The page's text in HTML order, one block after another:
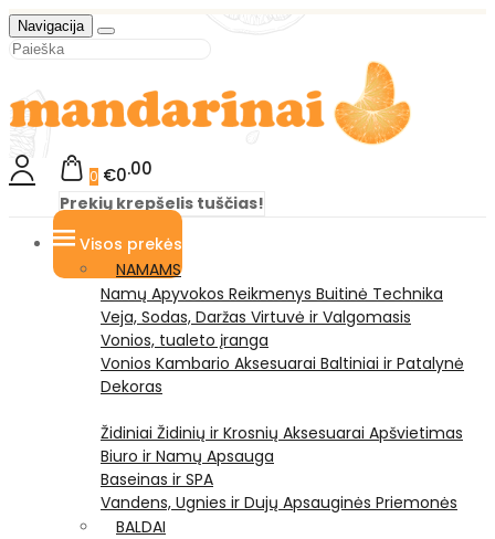
Navigacija
0 €0 00
Prekių krepšelis tuščias!
Visos prekės
NAMAMS
Namų Apyvokos Reikmenys Buitinė Technika
Veja, Sodas, Daržas Virtuvė ir Valgomasis
Vonios, tualeto įranga
Vonios Kambario Aksesuarai Baltiniai ir Patalynė
Dekoras
Židiniai Židinių ir Krosnių Aksesuarai Apšvietimas
Biuro ir Namų Apsauga
Baseinas ir SPA
Vandens, Ugnies ir Dujų Apsauginės Priemonės
BALDAI